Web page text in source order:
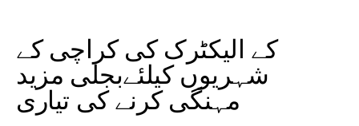
کے الیکٹرک کی کراچی کے
شہریوں کیلئےبجلی مزید
مہنگی کرنے کی تیاری